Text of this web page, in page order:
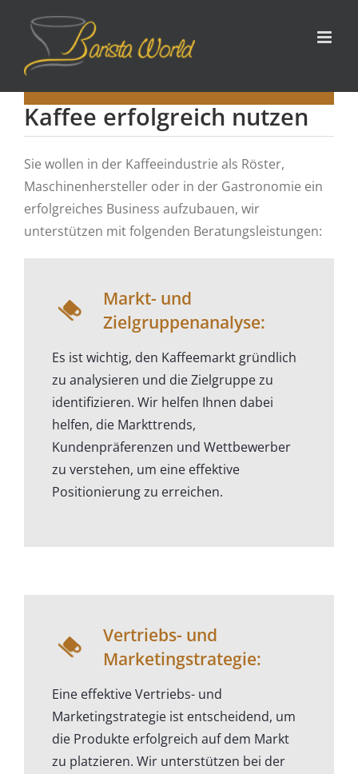
Inhalt
springen
Kaffee erfolgreich nutzen
Sie wollen in der Kaffeeindustrie als Röster,
Maschinenhersteller oder in der Gastronomie ein
erfolgreiches Business aufzubauen, wir
unterstützen mit folgenden Beratungsleistungen:
Markt- und
Zielgruppenanalyse:
Es ist wichtig, den Kaffeemarkt gründlich
zu analysieren und die Zielgruppe zu
identifizieren. Wir helfen Ihnen dabei
helfen, die Markttrends,
Kundenpräferenzen und Wettbewerber
zu verstehen, um eine effektive
Positionierung zu erreichen.
Vertriebs- und
Marketingstrategie:
Eine effektive Vertriebs- und
Marketingstrategie ist entscheidend, um
die Produkte erfolgreich auf dem Markt
zu platzieren. Wir unterstützen bei der